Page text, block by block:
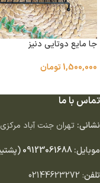
جا مایع دوتایی دنیز
1,500,000تومان
تماس با ما
نشانی: تهران جنت آباد
موبایل:09123061688
تلفن:
02144623272